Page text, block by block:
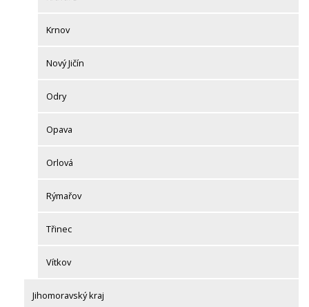
Krnov
Nový Jičín
Odry
Opava
Orlová
Rýmařov
Třinec
Vítkov
Jihomoravský kraj